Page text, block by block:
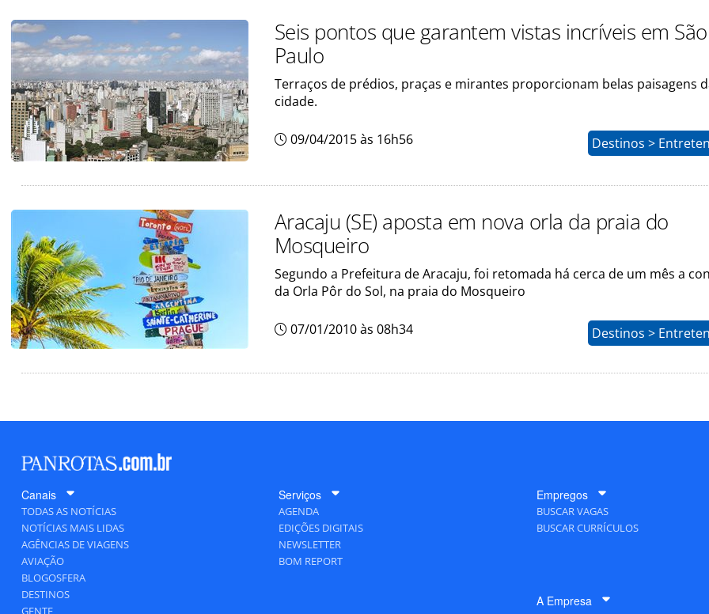
Seis pontos que garantem vistas incríveis em São
Paulo
Terraços de prédios, praças e mirantes proporcionam belas paisagens
cidade.
09/04/2015 às 16h56 Destinos >
Aracaju (SE) aposta em nova orla da praia do
Mosqueiro
Segundo a Prefeitura de Aracaju, foi retomada há cerca de um mês a
da Orla Pôr do Sol, na praia do Mosqueiro
07/01/2010 às 08h34 Destinos >
Canais
TODAS AS NOTÍCIAS
NOTÍCIAS MAIS LIDAS
AGÊNCIAS DE VIAGENS
AVIAÇÃO
BLOGOSFERA
DESTINOS
GENTE
Serviços
AGENDA
EDIÇÕES DIGITAIS
NEWSLETTER
BOM REPORT
Empregos
BUSCAR VAGAS
BUSCAR CURRÍCULOS
A Empresa